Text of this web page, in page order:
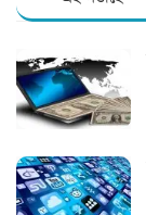
লাইফ স্টাইল
স্বাস্থ্য
খেলা
টিপস